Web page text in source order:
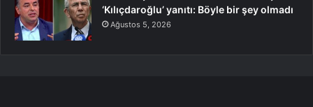
‘Kılıçdaroğlu’ yanıtı: Böyle bir şey olmadı
Ağustos 5, 2026